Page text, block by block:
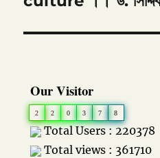
Our Visitor
2 2 0 3 7 8
Total Users : 220378
Total views : 361710